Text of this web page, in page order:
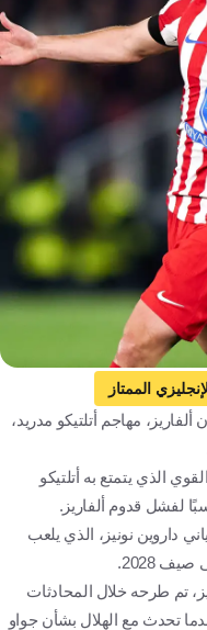
الممتاز
السعوديمهاجم أتلتيكو مدريد،
الذي يتمتع به أتلتيكو
لفشل قدوم ألفاريز.
داروين نونيز، الذي يلعب
2028.
تم طرحه خلال المحادثات
تحدث مع الهلال بشأن جواو